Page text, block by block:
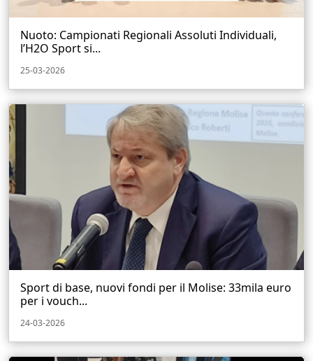
Nuoto: Campionati Regionali Assoluti Individuali,
l’H2O Sport si...
25-03-2026
Sport di base, nuovi fondi per il Molise: 33mila euro
per i vouch...
24-03-2026